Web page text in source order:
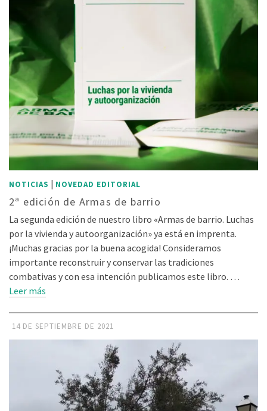
NOTICIAS | NOVEDAD EDITORIAL
2ª edición de Armas de barrio
La segunda edición de nuestro libro «Armas de barrio. Luchas
por la vivienda y autoorganización» ya está en imprenta.
¡Muchas gracias por la buena acogida! Consideramos
importante reconstruir y conservar las tradiciones
combativas y con esa intención publicamos este libro. …
Leer más
14 DE SEPTIEMBRE DE 2021